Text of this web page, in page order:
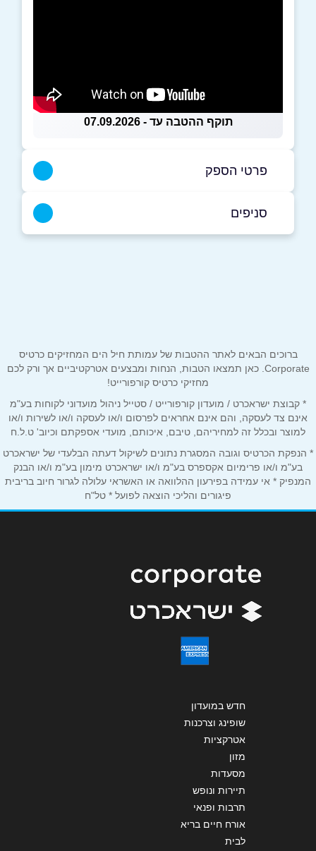
תוקף ההטבה עד - 07.09.2026
פרטי הספק
אימייל*
נושא*
אנא חזרו אלי בקשר ל...
הודעה*
שליחה
סניפים
ברוכים הבאים לאתר ההטבות של עמותת חיל הים המחזיקים כרטיס
Corporate. כאן תמצאו הטבות, הנחות ומבצעים אטרקטיביים אך ורק לכם
מחזיקי כרטיס קורפורייט!
* קבוצת ישראכרט / מועדון קורפורייט / סטייל ניהול מועדוני לקוחות בע"מ
אינם צד לעסקה, והם אינם אחראים לפרסום ו/או לעסקה ו/או לשירות ו/או
למוצר ובכלל זה למחיריהם, טיבם, איכותם, מועדי אספקתם וכיוב' ט.ל.ח
* הנפקת הכרטיס וגובה המסגרת נתונים לשיקול דעתה הבלעדי של ישראכרט
בע"מ ו/או פרימיום אקספרס בע"מ ו/או ישראכרט מימון בע"מ ו/או הבנק
המנפיק * אי עמידה בפירעון ההלוואה או האשראי עלולה לגרור חיוב בריבית
פיגורים והליכי הוצאה לפועל * טל"ח
חדש במועדון
שופינג וצרכנות
אטרקציות
מזון
מסעדות
תיירות ונופש
תרבות ופנאי
אורח חיים בריא
לבית